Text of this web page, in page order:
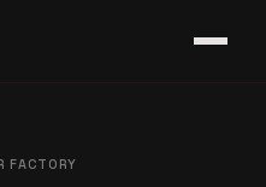
FACTORY